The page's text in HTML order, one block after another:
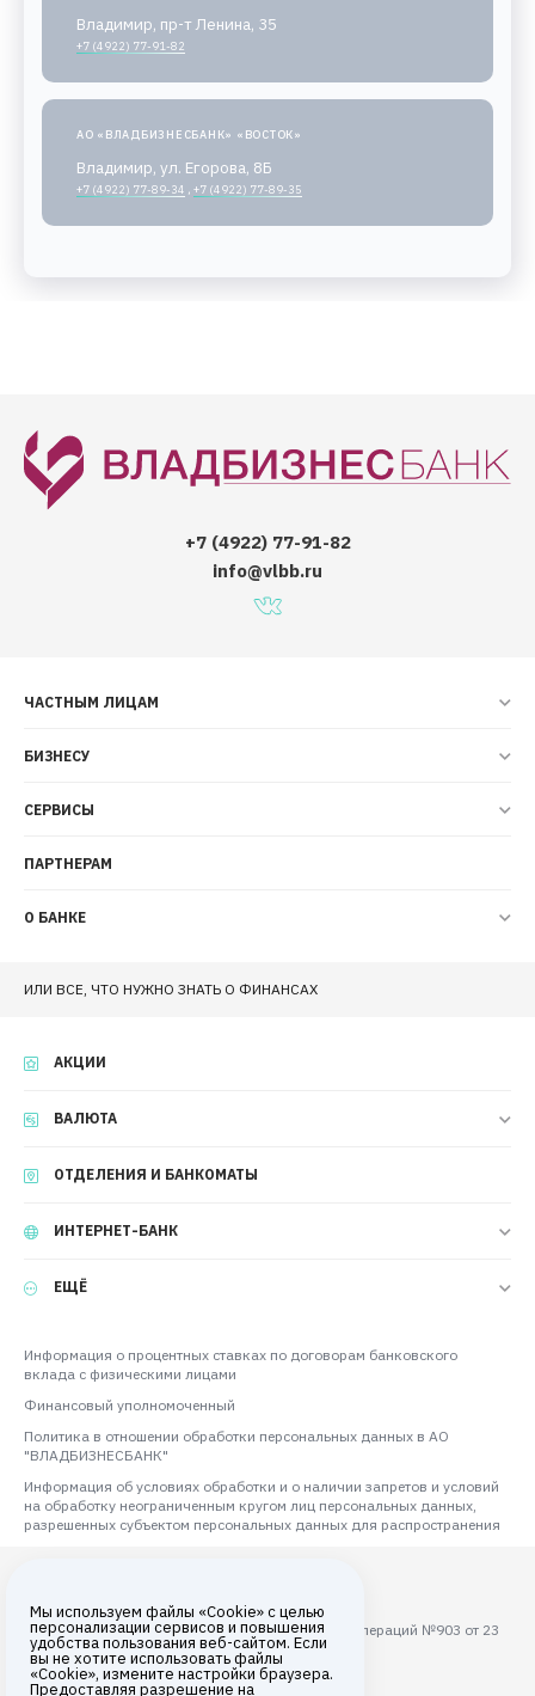
Владимир, пр-т Ленина, 35
+7 (4922) 77-91-82
АО «ВЛАДБИЗНЕСБАНК» «ВОСТОК»
Владимир, ул. Егорова, 8Б
+7 (4922) 77-89-34 , +7 (4922) 77-89-35
Мы используем файлы «Cookie» с целью
персонализации сервисов и повышения
удобства пользования веб-сайтом. Если
вы не хотите использовать файлы
«Cookie», измените настройки браузера.
Предоставляя разрешение на
+7 (4922) 77-91-82
info@vlbb.ru
ЧАСТНЫМ ЛИЦАМ
БИЗНЕСУ
СЕРВИСЫ
ПАРТНЕРАМ
О БАНКЕ
ИЛИ ВСЕ, ЧТО НУЖНО ЗНАТЬ О ФИНАНСАХ
АКЦИИ
ВАЛЮТА
ОТДЕЛЕНИЯ И БАНКОМАТЫ
ИНТЕРНЕТ-БАНК
ЕЩЁ
Информация о процентных ставках по договорам банковского
вклада с физическими лицами
Финансовый уполномоченный
Политика в отношении обработки персональных данных в АО
"ВЛАДБИЗНЕСБАНК"
Информация об условиях обработки и о наличии запретов и условий
на обработку неограниченным кругом лиц персональных данных,
разрешенных субъектом персональных данных для распространения
Лицензия ЦБ РФ на осуществление банковских операций №903 от 23
августа 2017 года
Все права защищены © 2026